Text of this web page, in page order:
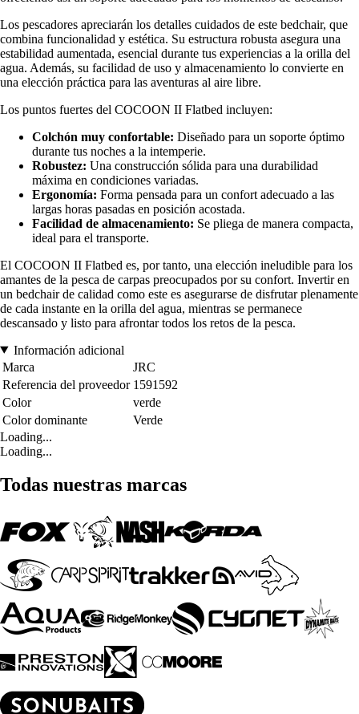
Los pescadores apreciarán los detalles cuidados de este bedchair, que
combina funcionalidad y estética. Su estructura robusta asegura una
estabilidad aumentada, esencial durante tus experiencias a la orilla del
agua. Además, su facilidad de uso y almacenamiento lo convierte en
una elección práctica para las aventuras al aire libre.
Los puntos fuertes del COCOON II Flatbed incluyen:
Colchón muy confortable: Diseñado para un soporte óptimo
durante tus noches a la intemperie.
Robustez: Una construcción sólida para una durabilidad
máxima en condiciones variadas.
Ergonomía: Forma pensada para un confort adecuado a las
largas horas pasadas en posición acostada.
Facilidad de almacenamiento: Se pliega de manera compacta,
ideal para el transporte.
El COCOON II Flatbed es, por tanto, una elección ineludible para los
amantes de la pesca de carpas preocupados por su confort. Invertir en
un bedchair de calidad como este es asegurarse de disfrutar plenamente
de cada instante en la orilla del agua, mientras se permanece
descansado y listo para afrontar todos los retos de la pesca.
Información adicional
Marca
JRC
Referencia del proveedor 1591592
Color
verde
Color dominante
Verde
Loading...
Loading...
Todas nuestras marcas